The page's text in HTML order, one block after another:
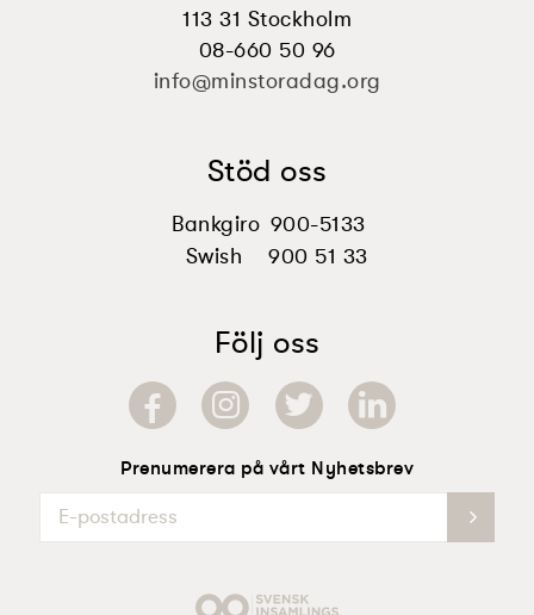
113 31 Stockholm
08-660 50 96
info@minstoradag.org
Stöd oss
Bankgiro 900-5133
Swish
900 51 33
Följ oss
Prenumerera på vårt Nyhetsbrev